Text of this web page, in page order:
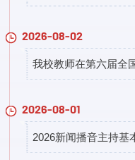
2026-08-02
我校教师在第六届全
2026-08-01
2026新闻播音主持基